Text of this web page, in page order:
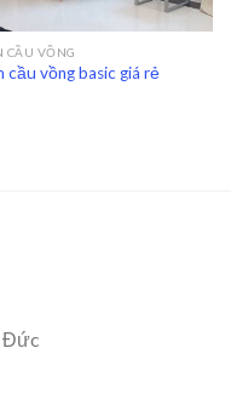
CẦU VỒNG
cầu vồng basic giá rẻ
Đức